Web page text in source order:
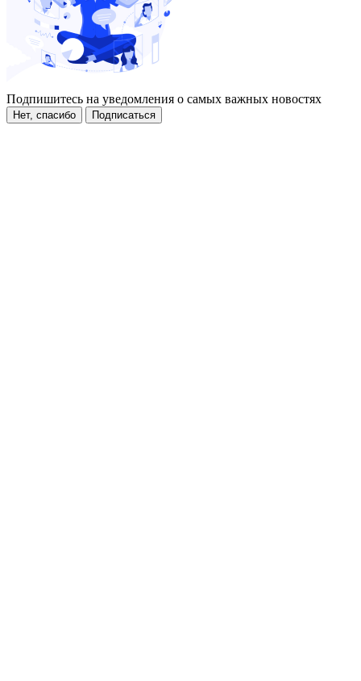
Подпишитесь на уведомления о самых важных новостях
Нет, спасибо Подписаться